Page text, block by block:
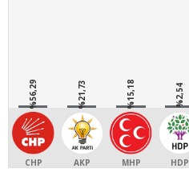
%56,29
CHP
%21,73
AKP
%15,18
MHP
%2,54
HDP